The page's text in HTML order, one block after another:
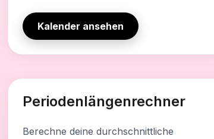
Kalender ansehen
Periodenlängenrechner
Berechne deine durchschnittliche
Was dieses Tool enthält
Durchschnittliche Periodenlänge
Kurze und lange Periodenspanne